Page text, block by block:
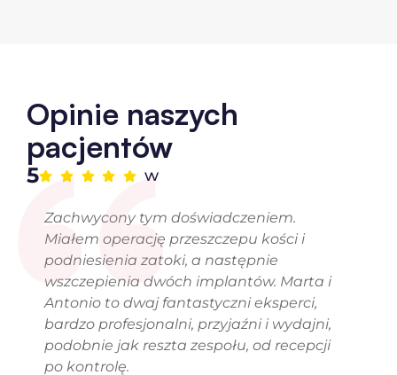
Opinie naszych
pacjentów
5 w
Zachwycony tym doświadczeniem.
Miałem operację przeszczepu kości i
podniesienia zatoki, a następnie
wszczepienia dwóch implantów. Marta i
Antonio to dwaj fantastyczni eksperci,
bardzo profesjonalni, przyjaźni i wydajni,
podobnie jak reszta zespołu, od recepcji
po kontrolę.